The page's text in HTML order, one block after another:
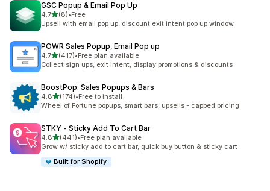
GSC Popup & Email Pop Up
4.75つ星中
(8)
合計レビュー数：8件
•Free
Upsell with email pop up, discount exit intent pop up window
POWR Sales Popup, Email Pop up
4.75つ星中
(417)
合計レビュー数：417件
•Free plan available
Collect sign ups, exit intent, display promotions & discounts
BoostPop: Sales Popups & Bars
4.85つ星中
(174)
合計レビュー数：174件
•Free to install
Wheel of Fortune popups, smart bars, upsells - capped pricing
STKY ‑ Sticky Add To Cart Bar
4.85つ星中
(441)
合計レビュー数：441件
•Free plan available
Grow w/ sticky add to cart bar, quick buy button & sticky cart
Built for Shopify